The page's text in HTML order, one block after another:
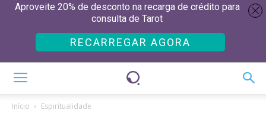
Início Espiritualidade
Aproveite 20% de desconto na recarga de crédito para
consulta de Tarot
RECARREGAR AGORA